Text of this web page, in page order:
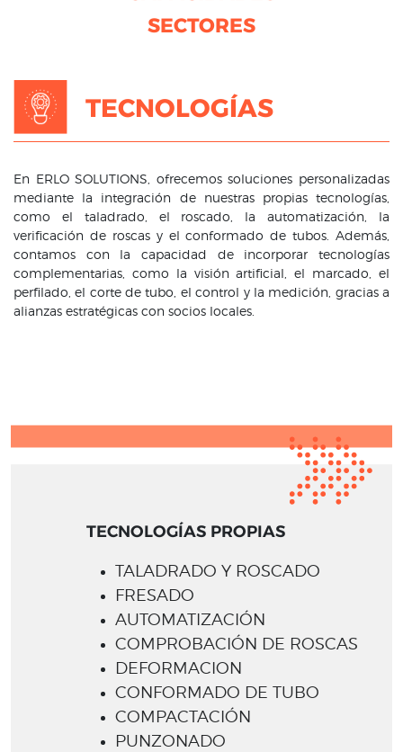
SECTORES
TECNOLOGÍAS
En ERLO SOLUTIONS, ofrecemos soluciones personalizadas
mediante la integración de nuestras propias tecnologías,
como el taladrado, el roscado, la automatización, la
verificación de roscas y el conformado de tubos. Además,
contamos con la capacidad de incorporar tecnologías
complementarias, como la visión artificial, el marcado, el
perfilado, el corte de tubo, el control y la medición, gracias a
alianzas estratégicas con socios locales.
TECNOLOGÍAS PROPIAS
TALADRADO Y ROSCADO
FRESADO
AUTOMATIZACIÓN
COMPROBACIÓN DE ROSCAS
DEFORMACION
CONFORMADO DE TUBO
COMPACTACIÓN
PUNZONADO